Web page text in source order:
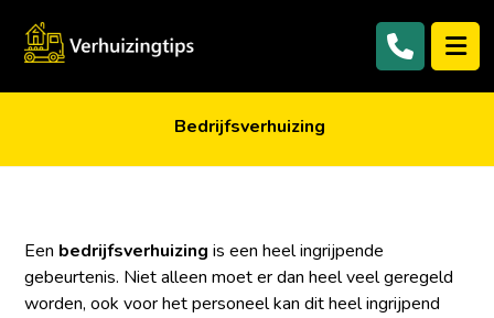
Bedrijfsverhuizing
Een bedrijfsverhuizing is een heel ingrijpende
gebeurtenis. Niet alleen moet er dan heel veel geregeld
worden, ook voor het personeel kan dit heel ingrijpend